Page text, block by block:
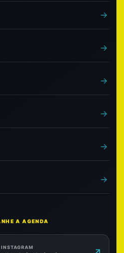
A AGENDA
INSTAGRAM